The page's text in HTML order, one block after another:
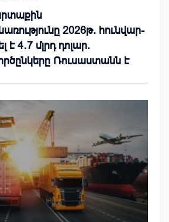
2026թ. հունվար-
4․7 մլրդ դոլար.
Ռուսաստանն է